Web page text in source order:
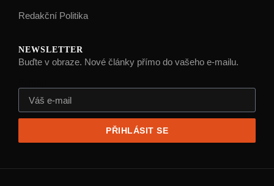
Redakční Politika
NEWSLETTER
Buďte v obraze. Nové články přímo do vašeho e-mailu.
PŘIHLÁSIT SE